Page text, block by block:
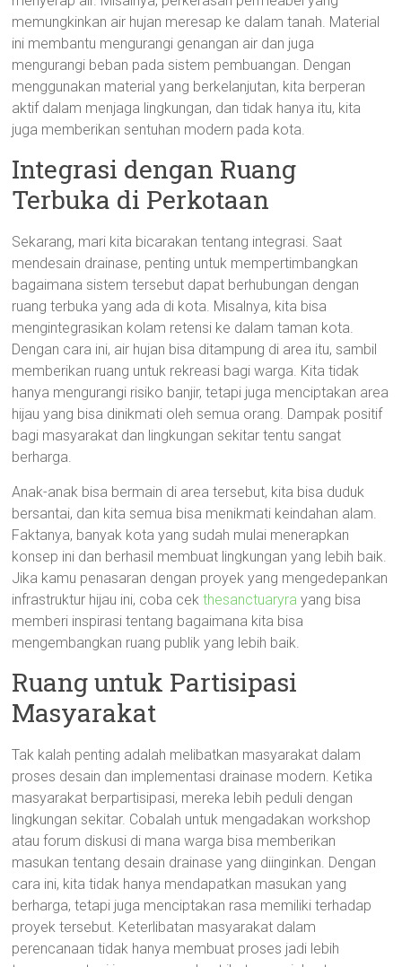
memungkinkan air hujan meresap ke dalam tanah. Material
ini membantu mengurangi genangan air dan juga
mengurangi beban pada sistem pembuangan. Dengan
menggunakan material yang berkelanjutan, kita berperan
aktif dalam menjaga lingkungan, dan tidak hanya itu, kita
juga memberikan sentuhan modern pada kota.
Integrasi dengan Ruang
Terbuka di Perkotaan
Sekarang, mari kita bicarakan tentang integrasi. Saat
mendesain drainase, penting untuk mempertimbangkan
bagaimana sistem tersebut dapat berhubungan dengan
ruang terbuka yang ada di kota. Misalnya, kita bisa
mengintegrasikan kolam retensi ke dalam taman kota.
Dengan cara ini, air hujan bisa ditampung di area itu, sambil
memberikan ruang untuk rekreasi bagi warga. Kita tidak
hanya mengurangi risiko banjir, tetapi juga menciptakan area
hijau yang bisa dinikmati oleh semua orang. Dampak positif
bagi masyarakat dan lingkungan sekitar tentu sangat
berharga.
Anak-anak bisa bermain di area tersebut, kita bisa duduk
bersantai, dan kita semua bisa menikmati keindahan alam.
Faktanya, banyak kota yang sudah mulai menerapkan
konsep ini dan berhasil membuat lingkungan yang lebih baik.
Jika kamu penasaran dengan proyek yang mengedepankan
infrastruktur hijau ini, coba cekthesanctuaryra yang bisa
memberi inspirasi tentang bagaimana kita bisa
mengembangkan ruang publik yang lebih baik.
Ruang untuk Partisipasi
Masyarakat
Tak kalah penting adalah melibatkan masyarakat dalam
proses desain dan implementasi drainase modern. Ketika
masyarakat berpartisipasi, mereka lebih peduli dengan
lingkungan sekitar. Cobalah untuk mengadakan workshop
atau forum diskusi di mana warga bisa memberikan
masukan tentang desain drainase yang diinginkan. Dengan
cara ini, kita tidak hanya mendapatkan masukan yang
berharga, tetapi juga menciptakan rasa memiliki terhadap
proyek tersebut. Keterlibatan masyarakat dalam
perencanaan tidak hanya membuat proses jadi lebih